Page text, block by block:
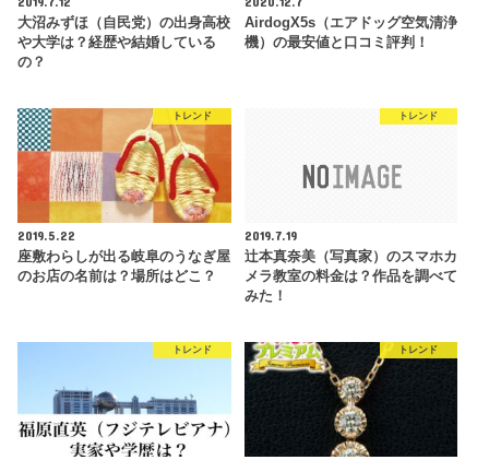
大沼みずほ（自民党）の出身高校
や大学は？経歴や結婚している
の？
AirdogX5s（エアドッグ空気清浄
機）の最安値と口コミ評判！
トレンド
2019.5.22
座敷わらしが出る岐阜のうなぎ屋
のお店の名前は？場所はどこ？
トレンド
2019.7.19
辻本真奈美（写真家）のスマホカ
メラ教室の料金は？作品を調べて
みた！
トレンド トレンド